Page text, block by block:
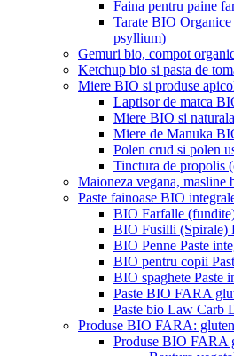
Faina pentru paine
Tarate BIO
psyllium)
Gemuri bio, compot
Ketchup bio si pasta de
Miere BIO si produse
Laptisor de matca
Miere BIO si naturala
Miere de Manuka
Polen crud si polen
Tinctura de propolis
Maioneza vegana, masline
Paste fainoase BIO
BIO Farfalle
BIO Fusilli (Spirale)
BIO Penne Paste
BIO pentru copii
BIO spaghete Paste
Paste BIO FARA
Paste bio Law Carb
Produse BIO FARA:
Produse BIO FARA